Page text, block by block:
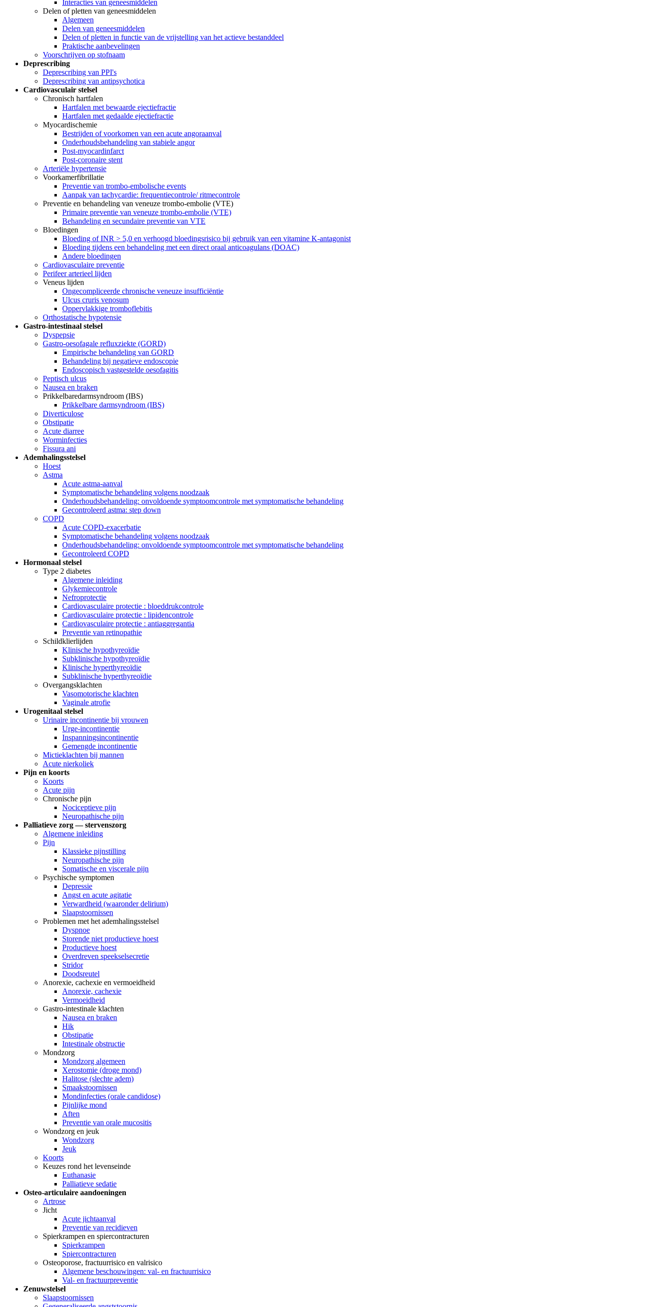
Interacties van geneesmiddelen
Delen of pletten van geneesmiddelen
Algemeen
Delen van geneesmiddelen
Delen of pletten in functie van de vrijstelling van het actieve bestanddeel
Praktische aanbevelingen
Voorschrijven op stofnaam
Deprescribing
Deprescribing van PPI's
Deprescribing van antipsychotica
Cardiovasculair stelsel
Chronisch hartfalen
Hartfalen met bewaarde ejectiefractie
Hartfalen met gedaalde ejectiefractie
Myocardischemie
Bestrijden of voorkomen van een acute angoraanval
Onderhoudsbehandeling van stabiele angor
Post-myocardinfarct
Post-coronaire stent
Arteriële hypertensie
Voorkamerfibrillatie
Preventie van trombo-embolische events
Aanpak van tachycardie: frequentiecontrole/ ritmecontrole
Preventie en behandeling van veneuze trombo-embolie (VTE)
Primaire preventie van veneuze trombo-embolie (VTE)
Behandeling en secundaire preventie van VTE
Bloedingen
Bloeding of INR > 5,0 en verhoogd bloedingsrisico bij gebruik van een vitamine K-antagonist
Bloeding tijdens een behandeling met een direct oraal anticoagulans (DOAC)
Andere bloedingen
Cardiovasculaire preventie
Perifeer arterieel lijden
Veneus lijden
Ongecompliceerde chronische veneuze insufficiëntie
Ulcus cruris venosum
Oppervlakkige tromboflebitis
Orthostatische hypotensie
Gastro-intestinaal stelsel
Dyspepsie
Gastro-oesofagale refluxziekte (GORD)
Empirische behandeling van GORD
Behandeling bij negatieve endoscopie
Endoscopisch vastgestelde oesofagitis
Peptisch ulcus
Nausea en braken
Prikkelbaredarmsyndroom (IBS)
Prikkelbare darmsyndroom (IBS)
Diverticulose
Obstipatie
Acute diarree
Worminfecties
Fissura ani
Ademhalingsstelsel
Hoest
Astma
Acute astma-aanval
Symptomatische behandeling volgens noodzaak
Onderhoudsbehandeling: onvoldoende symptoomcontrole met symptomatische behandeling
Gecontroleerd astma: step down
COPD
Acute COPD-exacerbatie
Symptomatische behandeling volgens noodzaak
Onderhoudsbehandeling: onvoldoende symptoomcontrole met symptomatische behandeling
Gecontroleerd COPD
Hormonaal stelsel
Type 2 diabetes
Algemene inleiding
Glykemiecontrole
Nefroprotectie
Cardiovasculaire protectie : bloeddrukcontrole
Cardiovasculaire protectie : lipidencontrole
Cardiovasculaire protectie : antiaggregantia
Preventie van retinopathie
Schildklierlijden
Klinische hypothyreoïdie
Subklinische hypothyreoïdie
Klinische hyperthyreoïdie
Subklinische hyperthyreoïdie
Overgangsklachten
Vasomotorische klachten
Vaginale atrofie
Urogenitaal stelsel
Urinaire incontinentie bij vrouwen
Urge-incontinentie
Inspanningsincontinentie
Gemengde incontinentie
Mictieklachten bij mannen
Acute nierkoliek
Pijn en koorts
Koorts
Acute pijn
Chronische pijn
Nociceptieve pijn
Neuropathische pijn
Palliatieve zorg — stervenszorg
Algemene inleiding
Pijn
Klassieke pijnstilling
Neuropathische pijn
Somatische en viscerale pijn
Psychische symptomen
Depressie
Angst en acute agitatie
Verwardheid (waaronder delirium)
Slaapstoornissen
Problemen met het ademhalingsstelsel
Dyspnoe
Storende niet productieve hoest
Productieve hoest
Overdreven speekselsecretie
Stridor
Doodsreutel
Anorexie, cachexie en vermoeidheid
Anorexie, cachexie
Vermoeidheid
Gastro-intestinale klachten
Nausea en braken
Hik
Obstipatie
Intestinale obstructie
Mondzorg
Mondzorg algemeen
Xerostomie (droge mond)
Halitose (slechte adem)
Smaakstoornissen
Mondinfecties (orale candidose)
Pijnlijke mond
Aften
Preventie van orale mucositis
Wondzorg en jeuk
Wondzorg
Jeuk
Koorts
Keuzes rond het levenseinde
Euthanasie
Palliatieve sedatie
Osteo-articulaire aandoeningen
Artrose
Jicht
Acute jichtaanval
Preventie van recidieven
Spierkrampen en spiercontracturen
Spierkrampen
Spiercontracturen
Osteoporose, fractuurrisico en valrisico
Algemene beschouwingen: val- en fractuurrisico
Val- en fractuurpreventie
Zenuwstelsel
Slaapstoornissen